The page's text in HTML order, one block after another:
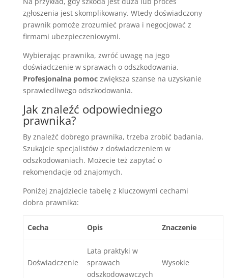
zgłoszenia jest skomplikowany. Wtedy doświadczony
prawnik pomoże zrozumieć prawa i negocjować z
firmami ubezpieczeniowymi.
Wybierając prawnika, zwróć uwagę na jego
doświadczenie w sprawach o odszkodowania.
Profesjonalna pomoczwiększa szanse na uzyskanie
sprawiedliwego odszkodowania.
Jak znaleźć odpowiedniego
prawnika?
By znaleźć dobrego prawnika, trzeba zrobić badania.
Szukajcie specjalistów z doświadczeniem w
odszkodowaniach. Możecie też zapytać o
rekomendacje od znajomych.
Poniżej znajdziecie tabelę z kluczowymi cechami
dobra prawnika:
Cecha Opis Znaczenie
Doświadczenie
Lata praktyki w
sprawach
odszkodowawczych
Wysokie